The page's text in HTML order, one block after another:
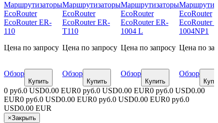
Маршрутизаторы
EcoRouter
EcoRouter ER-
110
Цена по запросу
Обзор
Купить
Маршрутизаторы
EcoRouter
EcoRouter ER-
T110
Цена по запросу
Обзор
Купить
Маршрутизаторы
EcoRouter
EcoRouter ER-
1004 L
Цена по запросу
Обзор
Купить
EcoRouter
EcoRouter
1004NP1
Цена по
Обзор
0 руб.0 USD0.00 EUR0 руб.0 USD0.00 EUR0 руб.0 USD0.00
EUR0 руб.0 USD0.00 EUR0 руб.0 USD0.00 EUR0 руб.0
USD0.00 EUR
×Закрыть